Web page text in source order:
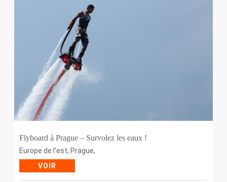
Flyboard à Prague – Survolez les eaux !
Europe de l'est, Prague,
VOIR